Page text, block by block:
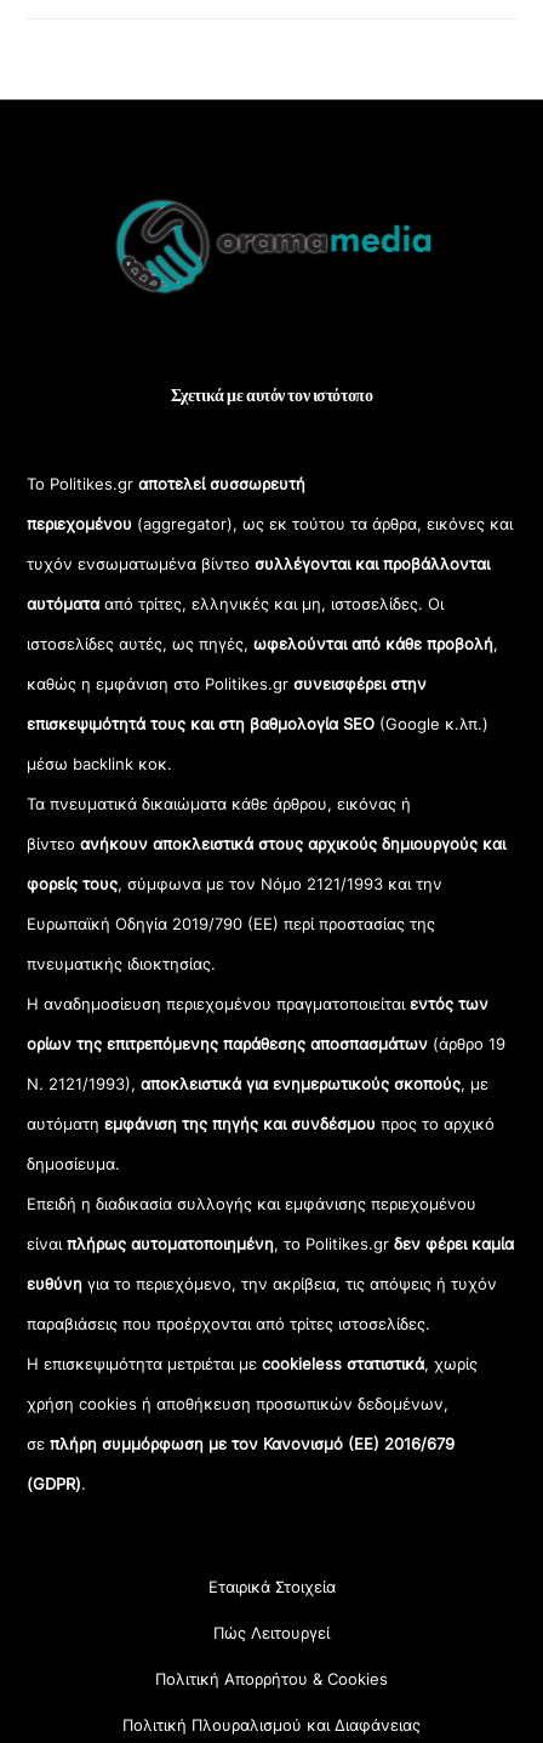
Top
Σχετικά με αυτόν τον ιστότοπο
Το Politikes.grαποτελεί συσσωρευτή
περιεχομένου (aggregator), ως εκ τούτου τα άρθρα, εικόνες και
τυχόν ενσωματωμένα βίντεοσυλλέγονται και προβάλλονται
αυτόματααπό τρίτες, ελληνικές και μη, ιστοσελίδες. Οι
ιστοσελίδες αυτές, ως πηγές,ωφελούνται από κάθε προβολή,
καθώς η εμφάνιση στο Politikes.gr συνεισφέρει στην
επισκεψιμότητά τους και στη βαθμολογία SEO (Google κ.λπ.)
μέσω backlink κοκ.
Τα πνευματικά δικαιώματα κάθε άρθρου, εικόνας ή
βίντεοανήκουν αποκλειστικά στους αρχικούς δημιουργούς και
φορείς τους, σύμφωνα με τον Νόμο 2121/1993 και την
Ευρωπαϊκή Οδηγία 2019/790 (ΕΕ) περί προστασίας της
πνευματικής ιδιοκτησίας.
Η αναδημοσίευση περιεχομένου πραγματοποιείταιεντός των
ορίων της επιτρεπόμενης παράθεσης αποσπασμάτων (άρθρο 19
Ν. 2121/1993), αποκλειστικά για ενημερωτικούς σκοπούς, με
αυτόματηεμφάνιση της πηγής και συνδέσμου προς το αρχικό
δημοσίευμα.
Επειδή η διαδικασία συλλογής και εμφάνισης περιεχομένου
είναιπλήρως αυτοματοποιημένη, το Politikes.grδεν φέρει καμία
ευθύνη για το περιεχόμενο, την ακρίβεια, τις απόψεις ή τυχόν
παραβιάσεις που προέρχονται από τρίτες ιστοσελίδες.
Η επισκεψιμότητα μετριέται μεcookieless στατιστικά, χωρίς
χρήση cookies ή αποθήκευση προσωπικών δεδομένων,
σεπλήρη συμμόρφωση με τον Κανονισμό (ΕΕ) 2016/679
(GDPR).
Εταιρικά Στοιχεία
Πώς Λειτουργεί
Πολιτική Απορρήτου & Cookies
Πολιτική Πλουραλισμού και Διαφάνειας